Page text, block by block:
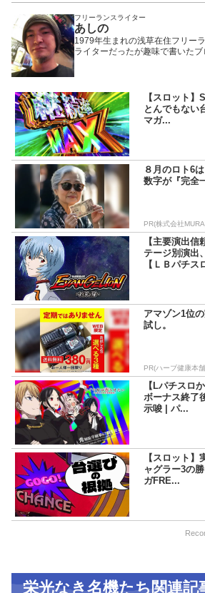
フリーランスライター
あしの
1979年生まれの浅草在住フリー
ライターだったが趣味で書いた
トーにしているため記事の内容
【スロット】
とんでもない
マガ...
８月のロト6
数字が『完全
PR(株式会社
【主要演出
テージ別演出
【ＬＢパチス
アマゾン1位
試し。
PR(ハーブ健康本
【Lパチスロ
ボーナス終了
示唆 | パ...
【スロット
ャグラー3の
ガFRE...
栄光なき名機たち関連記